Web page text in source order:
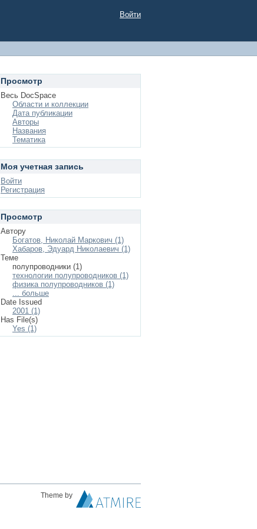
Войти
Просмотр
Весь DocSpace
Области и коллекции
Дата публикации
Авторы
Названия
Тематика
Моя учетная запись
Войти
Регистрация
Просмотр
Автору
Богатов, Николай Маркович (1)
Хабаров, Эдуард Николаевич (1)
Теме
полупроводники (1)
технологии полупроводников (1)
физика полупроводников (1)
... больше
Date Issued
2001 (1)
Has File(s)
Yes (1)
Theme by